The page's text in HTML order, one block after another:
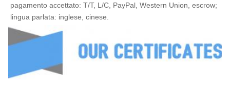
pagamento accettato: T/T, L/C, PayPal, Western Union, escrow;
lingua parlata: inglese, cinese.